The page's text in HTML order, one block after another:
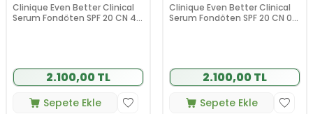
Clinique Even Better Clinical
Serum Fondöten SPF 20 CN 40
2.100,00 TL
Sepete Ekle
Clinique Even Better Clinical
Serum Fondöten SPF 20 CN 02
2.100,00 TL
Sepete Ekle